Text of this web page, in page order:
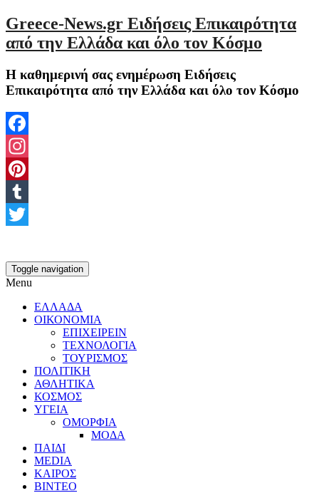
Greece-News.gr Ειδήσεις Επικαιρότητα
από την Ελλάδα και όλο τον Κόσμο
Η καθημερινή σας ενημέρωση Ειδήσεις
Επικαιρότητα από την Ελλάδα και όλο τον Κόσμο
Facebook
Instagram
Pinterest
Tumblr
Toggle navigation
Menu
ΕΛΛΑΔΑ
ΟΙΚΟΝΟΜΙΑ
ΕΠΙΧΕΙΡΕΙΝ
ΤΕΧΝΟΛΟΓΙΑ
ΤΟΥΡΙΣΜΟΣ
ΠΟΛΙΤΙΚΗ
ΑΘΛΗΤΙΚΑ
ΚΟΣΜΟΣ
ΥΓΕΙΑ
ΟΜΟΡΦΙΑ
ΜΟΔΑ
ΠΑΙΔΙ
MEDIA
ΚΑΙΡΟΣ
ΒΙΝΤΕΟ